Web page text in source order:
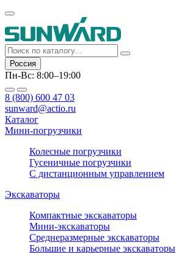
Россия
Пн-Вс: 8:00–19:00
8 (800) 600 47 03
sunward@actio.ru
Каталог
Мини-погрузчики
Колесные погрузчики
Гусеничные погрузчики
С дистанционным управлением
Экскаваторы
Компактные экскаваторы
Мини-экскаваторы
Среднеразмерные экскаваторы
Большие и карьерные экскаваторы